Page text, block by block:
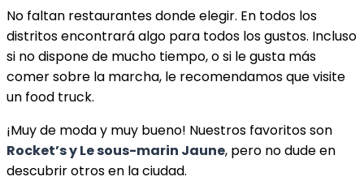
No faltan restaurantes donde elegir. En todos los
distritos encontrará algo para todos los gustos. Incluso
si no dispone de mucho tiempo, o si le gusta más
comer sobre la marcha, le recomendamos que visite
un food truck.
¡Muy de moda y muy bueno! Nuestros favoritos son
Rocket’s y Le sous-marin Jaune, pero no dude en
descubrir otros en la ciudad.